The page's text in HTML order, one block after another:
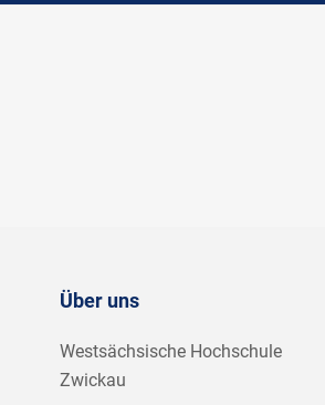
Über uns
Westsächsische Hochschule
Zwickau